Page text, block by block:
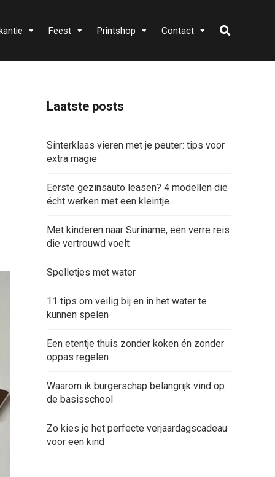
Feest Printshop Contact
Laatste posts
Sinterklaas vieren met je peuter: tips voor
extra magie
Eerste gezinsauto leasen? 4 modellen die
écht werken met een kleintje
Met kinderen naar Suriname, een verre reis
die vertrouwd voelt
Spelletjes met water
11 tips om veilig bij en in het water te
kunnen spelen
Een etentje thuis zonder koken én zonder
oppas regelen
Waarom ik burgerschap belangrijk vind op
de basisschool
Zo kies je het perfecte verjaardagscadeau
voor een kind